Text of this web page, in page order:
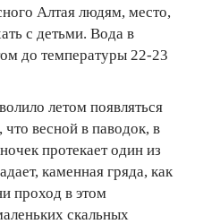
Алтая людям, место,
с детьми. Вода в
до температуры 22-23
летом появляться
весной в паводок, в
протекает один из
каменная гряда, как
проход в этом
скальных